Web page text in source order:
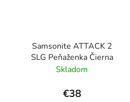
Samsonite ATTACK 2
SLG Peňaženka Čierna
Skladom
€38